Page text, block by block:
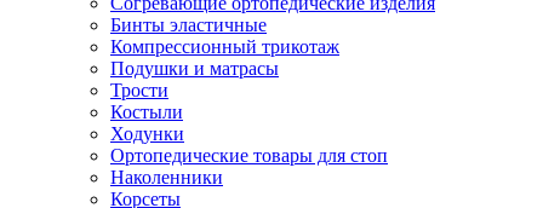
Бинты эластичные
Компрессионный трикотаж
Подушки и матрасы
Трости
Костыли
Ходунки
Ортопедические товары для стоп
Наколенники
Корсеты